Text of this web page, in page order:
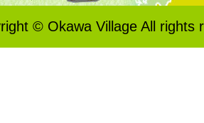
© Okawa Village All rights